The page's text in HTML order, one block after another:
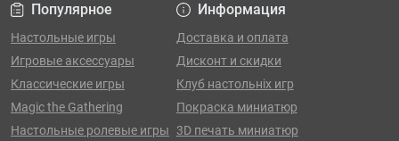
Популярное
Настольные игры
Игровые аксессуары
Классические игры
Magic the Gathering
Настольные ролевые игры
Информация
Доставка и оплата
Дисконт и скидки
Клуб настольніх игр
Покраска миниатюр
3D печать миниатюр